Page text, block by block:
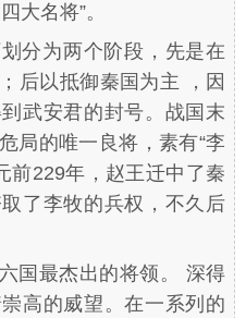
大名将”。
分为两个阶段，先是在
后以抵御秦国为主 ，因
武安君的封号。战国末
局的唯一良将，素有“李
前229年，赵王迁中了秦
了李牧的兵权，不久后
国最杰出的将领。 深得
高的威望。在一系列的